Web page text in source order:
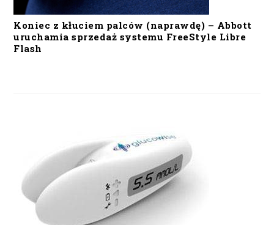
Koniec z kłuciem palców (naprawdę) – Abbott
uruchamia sprzedaż systemu FreeStyle Libre
Flash